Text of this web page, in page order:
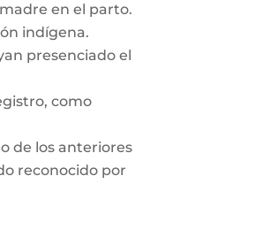
en el parto.
indígena.
presenciado el
como
de los anteriores
reconocido por